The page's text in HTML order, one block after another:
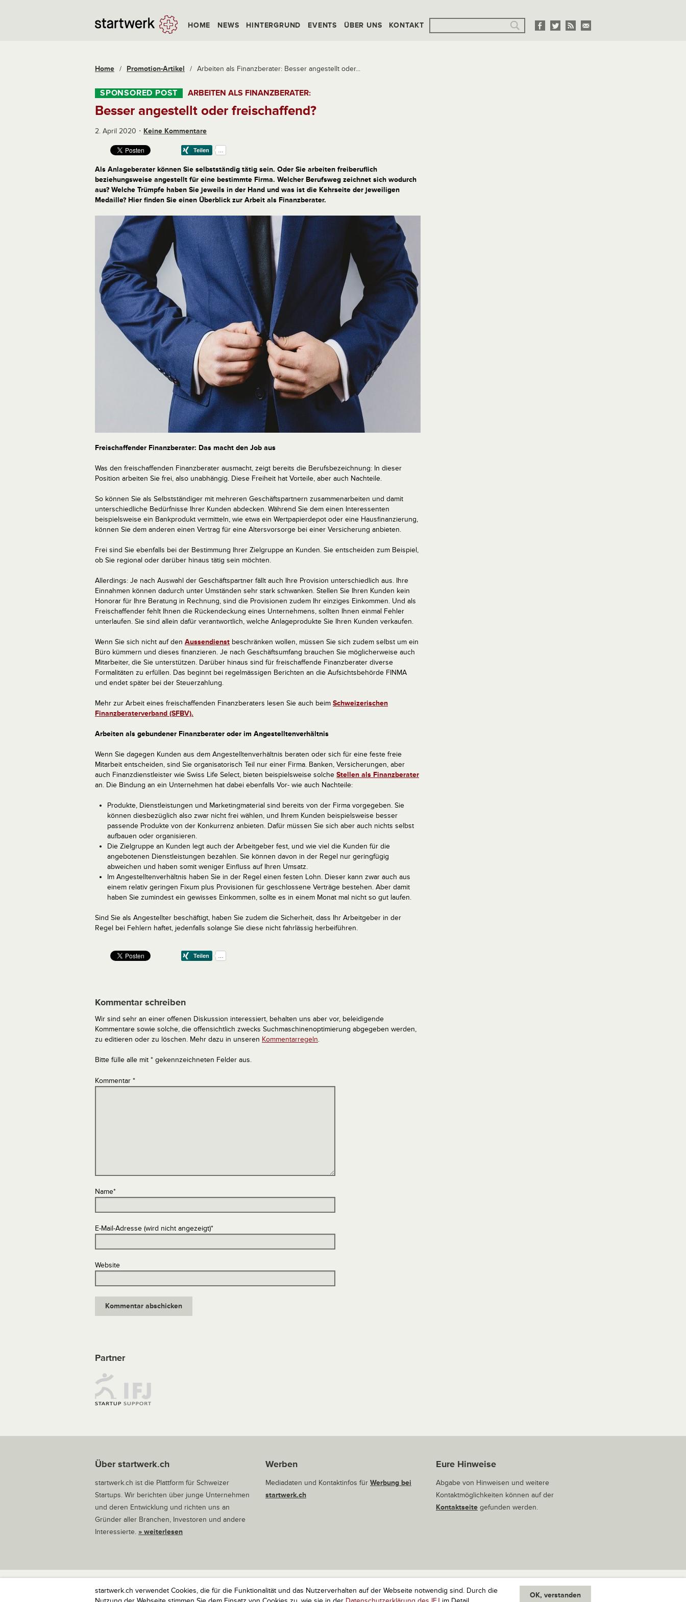
startwerk.ch verwendet Cookies, die für die Funktionalität und das Nutzerverhalten auf der Webseite notwendig sind. Durch die
OK, verstanden
HOME NEWS HINTERGRUND EVENTS ÜBER UNS KONTAKT
Home / Promotion-Artikel / Arbeiten als Finanzberater: Besser angestellt oder...
ARBEITEN ALS FINANZBERATER:
Besser angestellt oder freischaffend?
2. April 2020 Keine Kommentare
Als Anlageberater können Sie selbstständig tätig sein. Oder Sie arbeiten freiberuflich
beziehungsweise angestellt für eine bestimmte Firma. Welcher Berufsweg zeichnet sich wodurch
aus? Welche Trümpfe haben Sie jeweils in der Hand und was ist die Kehrseite der jeweiligen
Medaille? Hier finden Sie einen Überblick zur Arbeit als Finanzberater.
Freischaffender Finanzberater: Das macht den Job aus
Was den freischaffenden Finanzberater ausmacht, zeigt bereits die Berufsbezeichnung: In dieser
Position arbeiten Sie frei, also unabhängig. Diese Freiheit hat Vorteile, aber auch Nachteile.
So können Sie als Selbstständiger mit mehreren Geschäftspartnern zusammenarbeiten und damit
unterschiedliche Bedürfnisse Ihrer Kunden abdecken. Während Sie dem einen Interessenten
beispielsweise ein Bankprodukt vermitteln, wie etwa ein Wertpapierdepot oder eine Hausfinanzierung,
können Sie dem anderen einen Vertrag für eine Altersvorsorge bei einer Versicherung anbieten.
Frei sind Sie ebenfalls bei der Bestimmung Ihrer Zielgruppe an Kunden. Sie entscheiden zum Beispiel,
ob Sie regional oder darüber hinaus tätig sein möchten.
Allerdings: Je nach Auswahl der Geschäftspartner fällt auch Ihre Provision unterschiedlich aus. Ihre
Einnahmen können dadurch unter Umständen sehr stark schwanken. Stellen Sie Ihren Kunden kein
Honorar für Ihre Beratung in Rechnung, sind die Provisionen zudem Ihr einziges Einkommen. Und als
Freischaffender fehlt Ihnen die Rückendeckung eines Unternehmens, sollten Ihnen einmal Fehler
unterlaufen. Sie sind allein dafür verantwortlich, welche Anlageprodukte Sie Ihren Kunden verkaufen.
Wenn Sie sich nicht auf den Aussendienst beschränken wollen, müssen Sie sich zudem selbst um ein
Büro kümmern und dieses finanzieren. Je nach Geschäftsumfang brauchen Sie möglicherweise auch
Mitarbeiter, die Sie unterstützen. Darüber hinaus sind für freischaffende Finanzberater diverse
Formalitäten zu erfüllen. Das beginnt bei regelmässigen Berichten an die Aufsichtsbehörde FINMA
und endet später bei der Steuerzahlung.
Mehr zur Arbeit eines freischaffenden Finanzberaters lesen Sie auch beim Schweizerischen
Finanzberaterverband (SFBV).
Arbeiten als gebundener Finanzberater oder im Angestelltenverhältnis
Wenn Sie dagegen Kunden aus dem Angestelltenverhältnis beraten oder sich für eine feste freie
Mitarbeit entscheiden, sind Sie organisatorisch Teil nur einer Firma. Banken, Versicherungen, aber
auch Finanzdienstleister wie Swiss Life Select, bieten beispielsweise solche Stellen als Finanzberater
an. Die Bindung an ein Unternehmen hat dabei ebenfalls Vor- wie auch Nachteile:
Produkte, Dienstleistungen und Marketingmaterial sind bereits von der Firma vorgegeben. Sie
können diesbezüglich also zwar nicht frei wählen, und Ihrem Kunden beispielsweise besser
passende Produkte von der Konkurrenz anbieten. Dafür müssen Sie sich aber auch nichts selbst
aufbauen oder organisieren.
Die Zielgruppe an Kunden legt auch der Arbeitgeber fest, und wie viel die Kunden für die
angebotenen Dienstleistungen bezahlen. Sie können davon in der Regel nur geringfügig
abweichen und haben somit weniger Einfluss auf Ihren Umsatz.
Im Angestelltenverhältnis haben Sie in der Regel einen festen Lohn. Dieser kann zwar auch aus
einem relativ geringen Fixum plus Provisionen für geschlossene Verträge bestehen. Aber damit
haben Sie zumindest ein gewisses Einkommen, sollte es in einem Monat mal nicht so gut laufen.
Sind Sie als Angestellter beschäftigt, haben Sie zudem die Sicherheit, dass Ihr Arbeitgeber in der
Regel bei Fehlern haftet, jedenfalls solange Sie diese nicht fahrlässig herbeiführen.
Kommentar schreiben
Wir sind sehr an einer offenen Diskussion interessiert, behalten uns aber vor, beleidigende
Kommentare sowie solche, die offensichtlich zwecks Suchmaschinenoptimierung abgegeben werden,
zu editieren oder zu löschen. Mehr dazu in unseren Kommentarregeln.
Bitte fülle alle mit * gekennzeichneten Felder aus.
Kommentar *
Name*
E-Mail-Adresse (wird nicht angezeigt)*
Website
Partner
Über startwerk.ch
startwerk.ch ist die Plattform für Schweizer
Startups. Wir berichten über junge Unternehmen
und deren Entwicklung und richten uns an
Gründer aller Branchen, Investoren und andere
Interessierte. » weiterlesen
Werben
Mediadaten und Kontaktinfos für Werbung bei
startwerk.ch
Eure Hinweise
Abgabe von Hinweisen und weitere
Kontaktmöglichkeiten können auf der
Kontaktseitegefunden werden.
startwerk.ch ist die Plattform für Schweizer Startups. Alle Rechte vorbehalten. Impressum Kontakt nach oben